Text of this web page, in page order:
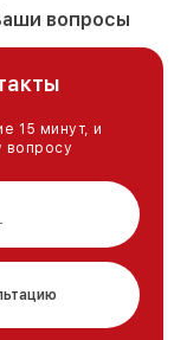
вопросы
15 минут, и
вопросу